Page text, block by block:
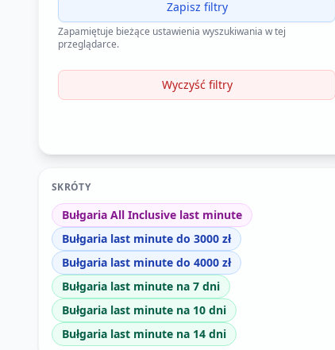
Zapisz filtry
Zapamiętuje bieżące ustawienia wyszukiwania w tej
przeglądarce.
Wyczyść filtry
SKRÓTY
Bułgaria All Inclusive last minute
Bułgaria last minute do 3000 zł
Bułgaria last minute do 4000 zł
Bułgaria last minute na 7 dni
Bułgaria last minute na 10 dni
Bułgaria last minute na 14 dni